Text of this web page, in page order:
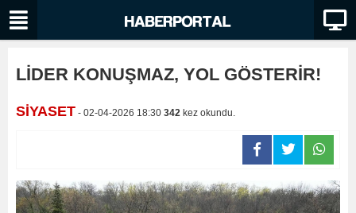
LİDER KONUŞMAZ, YOL GÖSTERİR!
SİYASET - 02-04-2026 18:30 342 kez okundu.